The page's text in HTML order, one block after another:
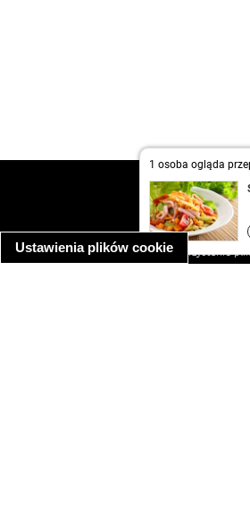
Ustawienia plików cookie
1 osoba ogląda
kontakt
regulamin
informacja o
informacja o wykorzystaniu